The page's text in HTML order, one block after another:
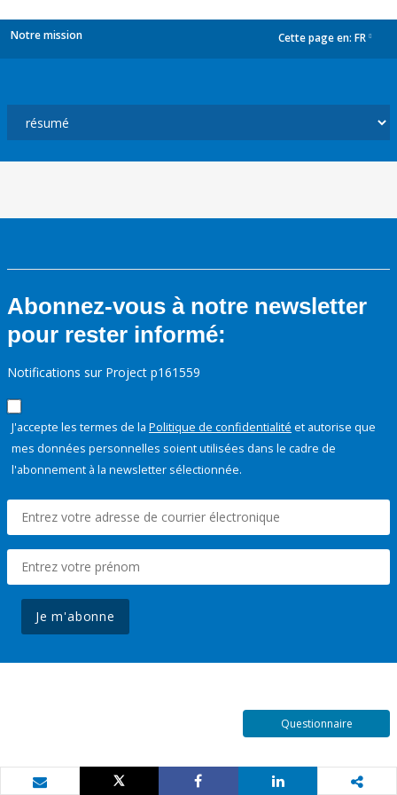
Notre mission Cette page en: FR
Abonnez-vous à notre newsletter
pour rester informé:
Notifications sur Project p161559
J'accepte les termes de la Politique de confidentialité et autorise que
mes données personnelles soient utilisées dans le cadre de
l'abonnement à la newsletter sélectionnée.
Je m'abonne
Questionnaire